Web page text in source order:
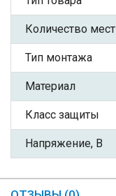
Количество мест
Тип монтажа
Материал
Класс защиты
Напряжение, В